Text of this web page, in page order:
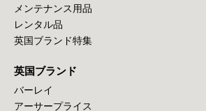
メンテナンス用品
レンタル品
英国ブランド特集
英国ブランド
バーレイ
アーサープライス